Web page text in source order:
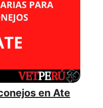
en Ate